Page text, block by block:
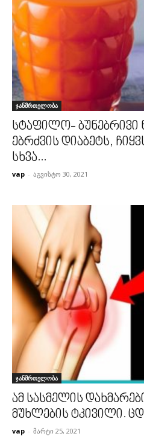
ჯანმრთელობა
სტაფილო-
ებრძვის დიაბეტს,
სხვა...
vap - აგვისტო 30, 2021
ჯანმრთელობა
ამ სასმელის
მუხლების ტკივილი.
vap - მარტი 25, 2021